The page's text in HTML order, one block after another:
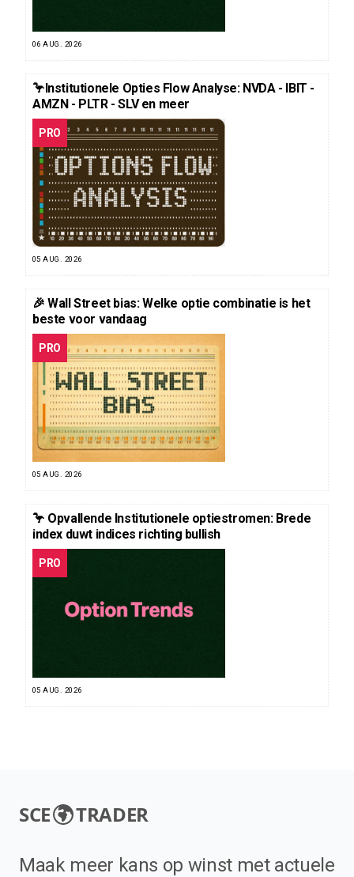
06 AUG. 2026
🦩Institutionele Opties Flow Analyse: NVDA - IBIT -
AMZN - PLTR - SLV en meer
PRO
05 AUG. 2026
🎉 Wall Street bias: Welke optie combinatie is het
beste voor vandaag
PRO
05 AUG. 2026
🦩 Opvallende Institutionele optiestromen: Brede
index duwt indices richting bullish
PRO
05 AUG. 2026
SCE TRADER
Maak meer kans op winst met actuele